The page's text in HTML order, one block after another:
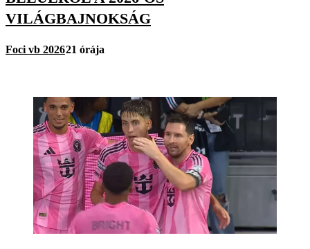
VILÁGBAJNOKSÁG
Foci vb 202621 órája